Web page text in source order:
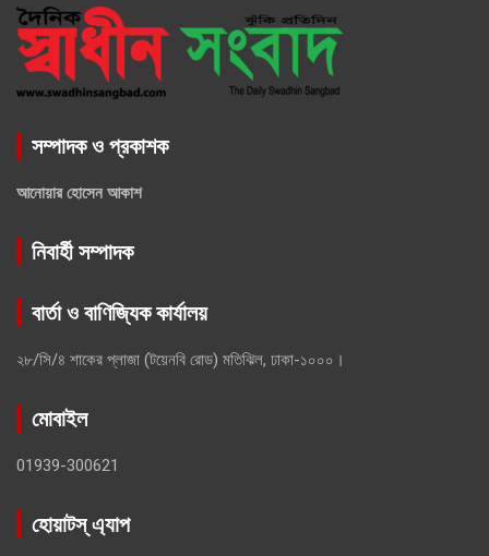
সম্পাদক ও প্রকাশক
আনোয়ার হোসেন আকাশ
নিবার্হী সম্পাদক
বার্তা ও বাণিজ্যিক কার্যালয়
২৮/সি/৪ শাকের প্লাজা (টয়েনবি রোড) মতিঝিল, ঢাকা-১০০০।
মোবাইল
01939-300621
হোয়াটস্ এ্যাপ